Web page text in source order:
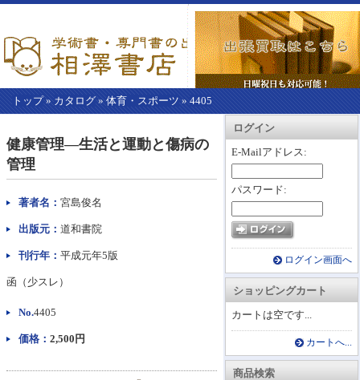
トップ» カタログ » 体育・スポーツ » 4405
カートを見る
ログイン
E-Mailアドレス:
パスワード:
ログイン画面へ
ショッピングカート
カートは空です...
カートへ...
商品検索
こ
か
ら
本
文】
健康管理―生活と運動と傷病の
管理
著者名： 宮島俊名
出版元： 道和書院
刊行年： 平成元年5版
函（少スレ）
No.4405
価格： 2,500円